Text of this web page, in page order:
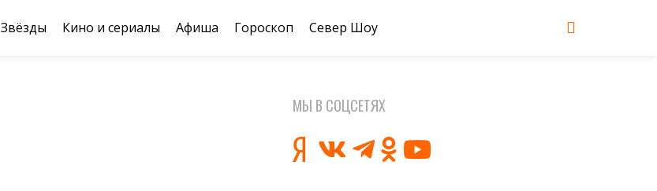
Звёзды Кино и сериалы Афиша Гороскоп Север Шоу
МЫ В СОЦСЕТЯХ